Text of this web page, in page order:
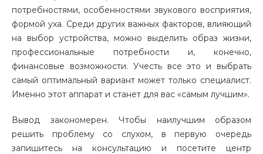
потребностями, особенностями звукового восприятия,
формой уха. Среди других важных факторов, влияющий
на выбор устройства, можно выделить образ жизни,
профессиональные потребности и, конечно,
финансовые возможности. Учесть все это и выбрать
самый оптимальный вариант может только специалист.
Именно этот аппарат и станет для вас «самым лучшим».
Вывод закономерен. Чтобы наилучшим образом
решить проблему со слухом, в первую очередь
запишитесь на консультацию и посетите центр